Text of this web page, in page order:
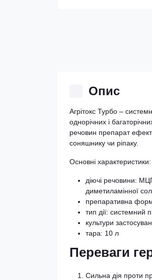
Опис
Агрітокс Турбо –
однорічних і
речовин препарат
соняшнику чи ріпаку.
Основні характеристики:
діючі речовини:
диметиламінної
препаративна
тип дії: системний
культури
тара: 10 л
Переваги
Сильна дія проти